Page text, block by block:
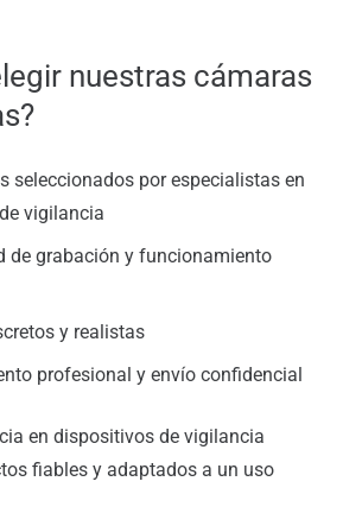
nuestras cámaras
seleccionados por especialistas en
vigilancia
de grabación y funcionamiento
y realistas
profesional y envío confidencial
en dispositivos de vigilancia
fiables y adaptados a un uso